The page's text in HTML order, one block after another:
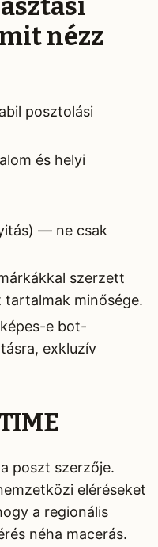
nézz
posztolási
és helyi
— ne csak
szerzett
minősége.
e bot-
exkluzív
poszt szerzője.
eléréseket
a regionális
néha macerás.